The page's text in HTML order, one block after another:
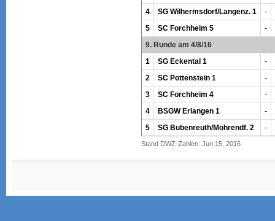
4
SG Wilhermsdorf/Langenz. 1 -
5
SC Forchheim 5 -
9. Runde am 4/8/16
1
SG Eckental 1 -
2
SC Pottenstein 1 -
3
SC Forchheim 4 -
4
BSGW Erlangen 1 -
5
SG Bubenreuth/Möhrendf. 2 -
Stand DWZ-Zahlen: Jun 15, 2016